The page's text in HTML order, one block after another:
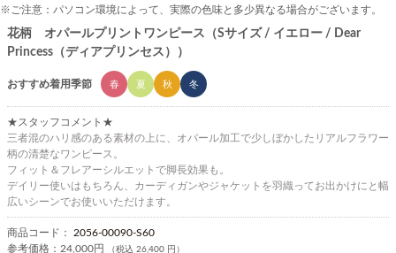
※ご注意：パソコン環境によって、実際の色味と多少異なる場合がございます。
花柄 オパールプリントワンピース（Sサイズ / イエロー / Dear
Princess（ディアプリンセス））
おすすめ着用季節 春 夏 秋 冬
★スタッフコメント★
三者混のハリ感のある素材の上に、オパール加工で少しぼかしたリアルフラワー
柄の清楚なワンピース。
フィット＆フレアーシルエットで脚長効果も。
デイリー使いはもちろん、カーディガンやジャケットを羽織ってお出かけにと幅
広いシーンでお使いいただけます。
商品コード： 2056-00090-S60
参考価格： 24,000円 （税込 26,400 円）